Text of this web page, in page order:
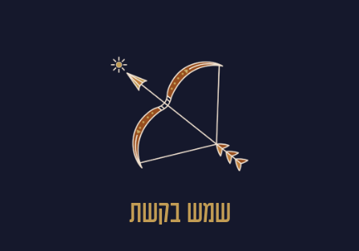
שמש בקשת